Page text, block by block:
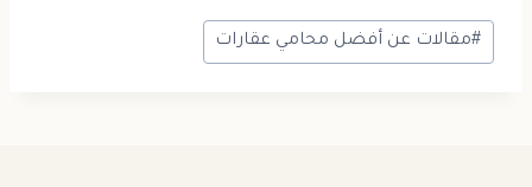
#مقالات عن أفضل محامي عقارات